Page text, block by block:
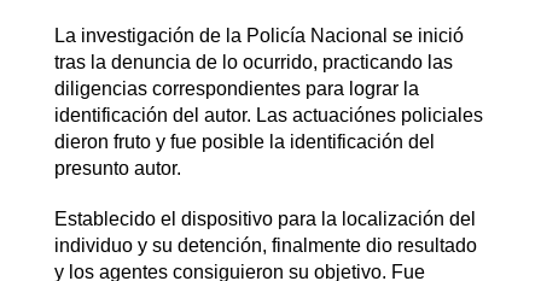
La investigación de la Policía Nacional se inició
tras la denuncia de lo ocurrido, practicando las
diligencias correspondientes para lograr la
identificación del autor. Las actuaciónes policiales
dieron fruto y fue posible la identificación del
presunto autor.
Establecido el dispositivo para la localización del
individuo y su detención, finalmente dio resultado
y los agentes consiguieron su objetivo. Fue